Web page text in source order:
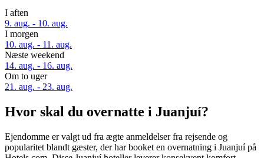
I aften
9. aug. - 10. aug.
I morgen
10. aug. - 11. aug.
Næste weekend
14. aug. - 16. aug.
Om to uger
21. aug. - 23. aug.
Hvor skal du overnatte i Juanjuí?
Ejendomme er valgt ud fra ægte anmeldelser fra rejsende og
popularitet blandt gæster, der har booket en overnatning i Juanjuí på